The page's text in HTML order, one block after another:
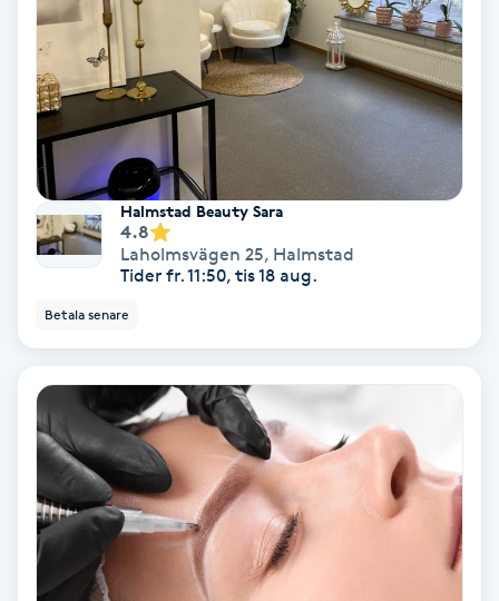
Permanent
Permanent hårborttagning
Permanent ögonbrynsmakeup
Personal shopper
Personlig tränare
Piercing
Pigmentbehandling
Pigmentfläckar
Plastikkirurgi
Halmstad Beauty Sara
4.8
Laholmsvägen 25, Halmstad
Tider fr. 11:50, tis 18 aug.
Betala senare